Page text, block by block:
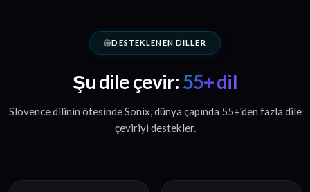
DESTEKLENEN DILLER
Şu dile çevir: 55+ dil
Slovence dilinin ötesinde Sonix, dünya çapında 55+'den fazla dile
çeviriyi destekler.